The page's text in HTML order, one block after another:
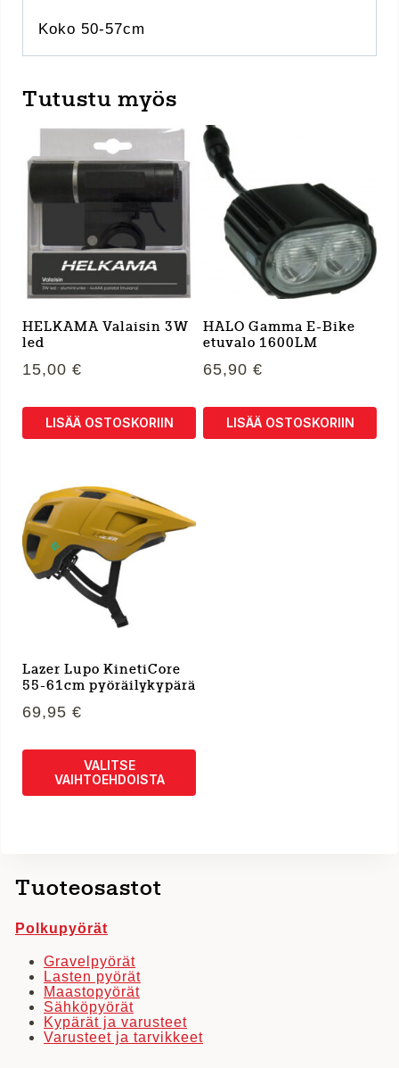
Koko 50-57cm
Tutustu myös
HELKAMA Valaisin 3W
led
15,00 €
LISÄÄ OSTOSKORIIN
HALO Gamma E-Bike
etuvalo 1600LM
65,90 €
LISÄÄ OSTOSKORIIN
Lazer Lupo KinetiCore
55-61cm pyöräilykypärä
69,95 €
VALITSE
VAIHTOEHDOISTA
muunnelma.
tehdä
valinnat
tuotteen
sivulla.
Tuoteosastot
Polkupyörät
Gravelpyörät
Lasten pyörät
Maastopyörät
Sähköpyörät
Kypärät ja varusteet
Varusteet ja tarvikkeet